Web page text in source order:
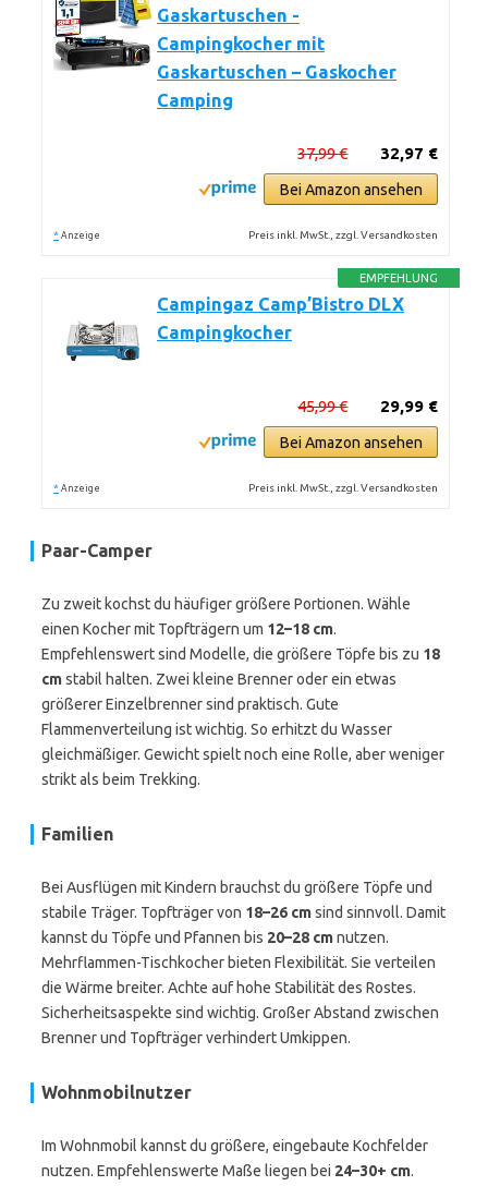
Gaskartuschen -
Campingkocher mit
Gaskartuschen – Gaskocher
Camping
32,97 €
37,99 €
Bei Amazon ansehen
* Anzeige Preis inkl. MwSt., zzgl. Versandkosten
EMPFEHLUNG
Campingaz Camp’Bistro DLX
Campingkocher
29,99 €
45,99 €
Bei Amazon ansehen
* Anzeige Preis inkl. MwSt., zzgl. Versandkosten
Paar-Camper
Zu zweit kochst du häufiger größere Portionen. Wähle
einen Kocher mit Topfträgern um 12–18 cm.
Empfehlenswert sind Modelle, die größere Töpfe bis zu 18
cmstabil halten. Zwei kleine Brenner oder ein etwas
größerer Einzelbrenner sind praktisch. Gute
Flammenverteilung ist wichtig. So erhitzt du Wasser
gleichmäßiger. Gewicht spielt noch eine Rolle, aber weniger
strikt als beim Trekking.
Familien
Bei Ausflügen mit Kindern brauchst du größere Töpfe und
stabile Träger. Topfträger von 18–26 cmsind sinnvoll. Damit
kannst du Töpfe und Pfannen bis 20–28 cmnutzen.
Mehrflammen-Tischkocher bieten Flexibilität. Sie verteilen
die Wärme breiter. Achte auf hohe Stabilität des Rostes.
Sicherheitsaspekte sind wichtig. Großer Abstand zwischen
Brenner und Topfträger verhindert Umkippen.
Wohnmobilnutzer
Im Wohnmobil kannst du größere, eingebaute Kochfelder
nutzen. Empfehlenswerte Maße liegen bei 24–30+ cm.